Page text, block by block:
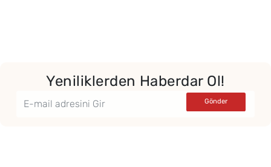
Yeniliklerden Haberdar Ol!